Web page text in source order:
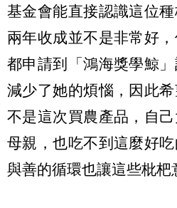
基金會能直接認識這位
兩年收成並不是非常好
都申請到「鴻海獎學鯨
減少了她的煩惱，因此
不是這次買農產品，自
母親，也吃不到這麼好
與善的循環也讓這些枇杷